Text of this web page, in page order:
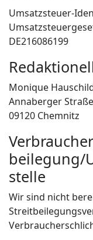
Umsatzsteuer-
DE216086199
Monique
Annaberger
09120 Chemnitz
beilegung/
stelle
Wir sind nicht